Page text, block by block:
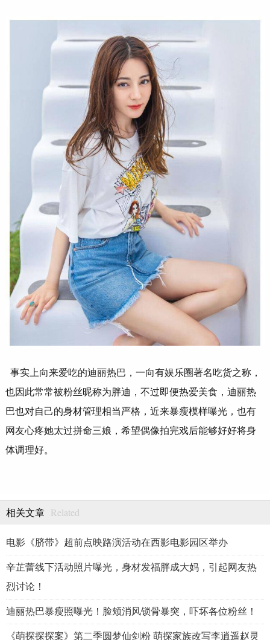
事实上向来爱吃的迪丽热巴，一向有娱乐圈著名吃货之称，
也因此常常被粉丝昵称为胖迪，不过即便热爱美食，迪丽热
巴也对自己的身材管理相当严格，近来暴瘦模样曝光，也有
网友心疼她太过拼命三娘，希望偶像拍完戏后能够好好将身
体调理好。
相关文章 Related
电影《脐带》超前点映路演活动在西影电影园区举办
辛芷蕾线下活动照片曝光，身材发福胖成大妈，引起网友热
烈讨论！
迪丽热巴暴瘦照曝光！脸颊消风锁骨暴突，吓坏各位粉丝！
《萌探探探案》第二季圆梦仙剑粉 萌探家族改写李逍遥赵灵